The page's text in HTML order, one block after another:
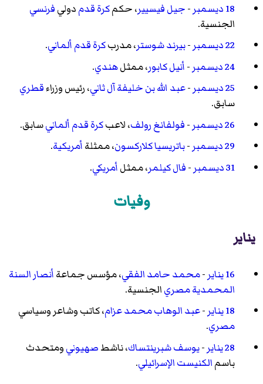
18 ديسمبر
-جيل فيسيير، حكمكرة قدمدوليفرنسي
الجنسية.
22 ديسمبر
-بيرند شوستر، مدربكرة قدمألماني.
24 ديسمبر
-أنيل كابور، ممثلهندي.
25 ديسمبر
-عبد الله بن خليفة آل ثاني، رئيس وزراءقطري
سابق.
26 ديسمبر
-فولفانغ رولف، لاعبكرة قدمألمانيسابق.
29 ديسمبر
-باتريسيا كلاركسون، ممثلةأمريكية.
31 ديسمبر
-فال كيلمر، ممثلأمريكي.
وفيات
يناير
16 يناير -محمد حامد الفقي، مؤسس جماعةأنصار السنة
المحمديةمصريالجنسية.
18 يناير
-عبد الوهاب محمد عزام، كاتب وشاعر وسياسي
مصري.
28 يناير
-يوسف شبرينتساك، ناشطصهيونيومتحدث
باسمالكنيستالإسرائيلي.